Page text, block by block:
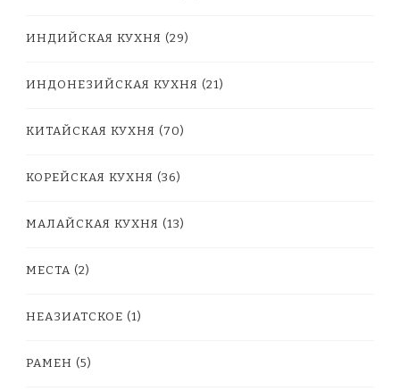
ИНДИЙСКАЯ КУХНЯ (29)
ИНДОНЕЗИЙСКАЯ КУХНЯ (21)
КИТАЙСКАЯ КУХНЯ (70)
КОРЕЙСКАЯ КУХНЯ (36)
МАЛАЙСКАЯ КУХНЯ (13)
МЕСТА (2)
НЕАЗИАТСКОЕ (1)
РАМЕН (5)